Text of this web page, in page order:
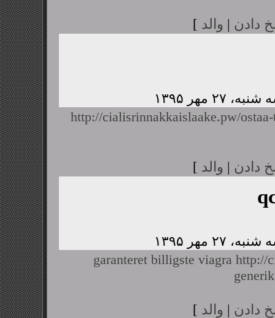
دادن | والد ]
http://cialisrinnakkaislaake.pw/
دادن | والد ]
garanteret billigste viagra http://
دادن | والد ]